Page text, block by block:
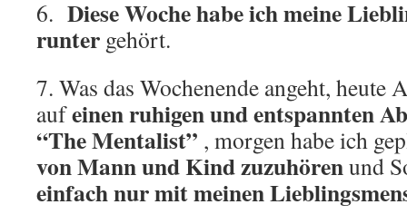
6. Diese Woche habe ich meine
runter gehört.
7. Was das Wochenende angeht, heute
aufeinen ruhigen und entspannten
“The Mentalist” , morgen habe ich
von Mann und Kind zuzuhörenund
einfach nur mit meinen